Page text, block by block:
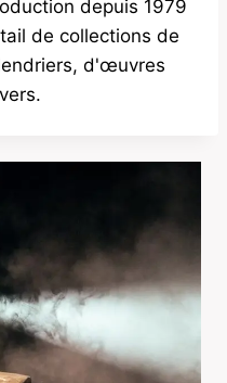
depuis 1979
de collections de
d'œuvres